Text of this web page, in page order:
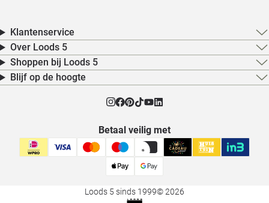
Klantenservice
Over Loods 5
Shoppen bij Loods 5
Blijf op de hoogte
Betaal veilig met
Loods 5 sinds 1999© 2026